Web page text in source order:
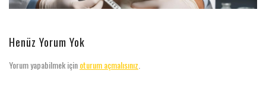
Henüz Yorum Yok
Yorum yapabilmek içinoturum açmalısınız